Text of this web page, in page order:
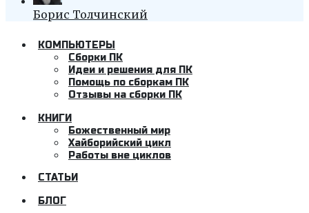
Борис Толчинский
КОМПЬЮТЕРЫ
Cборки ПК
Идеи и решения для ПК
Помощь по сборкам ПК
Отзывы на сборки ПК
КНИГИ
Божественный мир
Хайборийский цикл
Работы вне циклов
СТАТЬИ
БЛОГ